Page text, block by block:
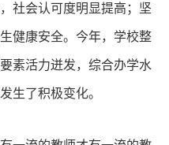
社会认可度明显提高；坚
健康安全。今年，学校整
素活力迸发，综合办学水
生了积极变化。